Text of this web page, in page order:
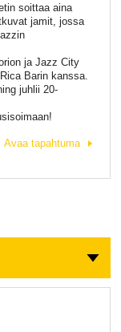
soittaa aina
jamit, jossa
ja Jazz City
Barin kanssa.
juhlii 20-
Avaa tapahtuma